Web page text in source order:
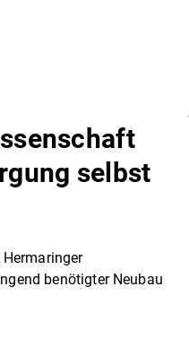
selbst
benötigter Neubau